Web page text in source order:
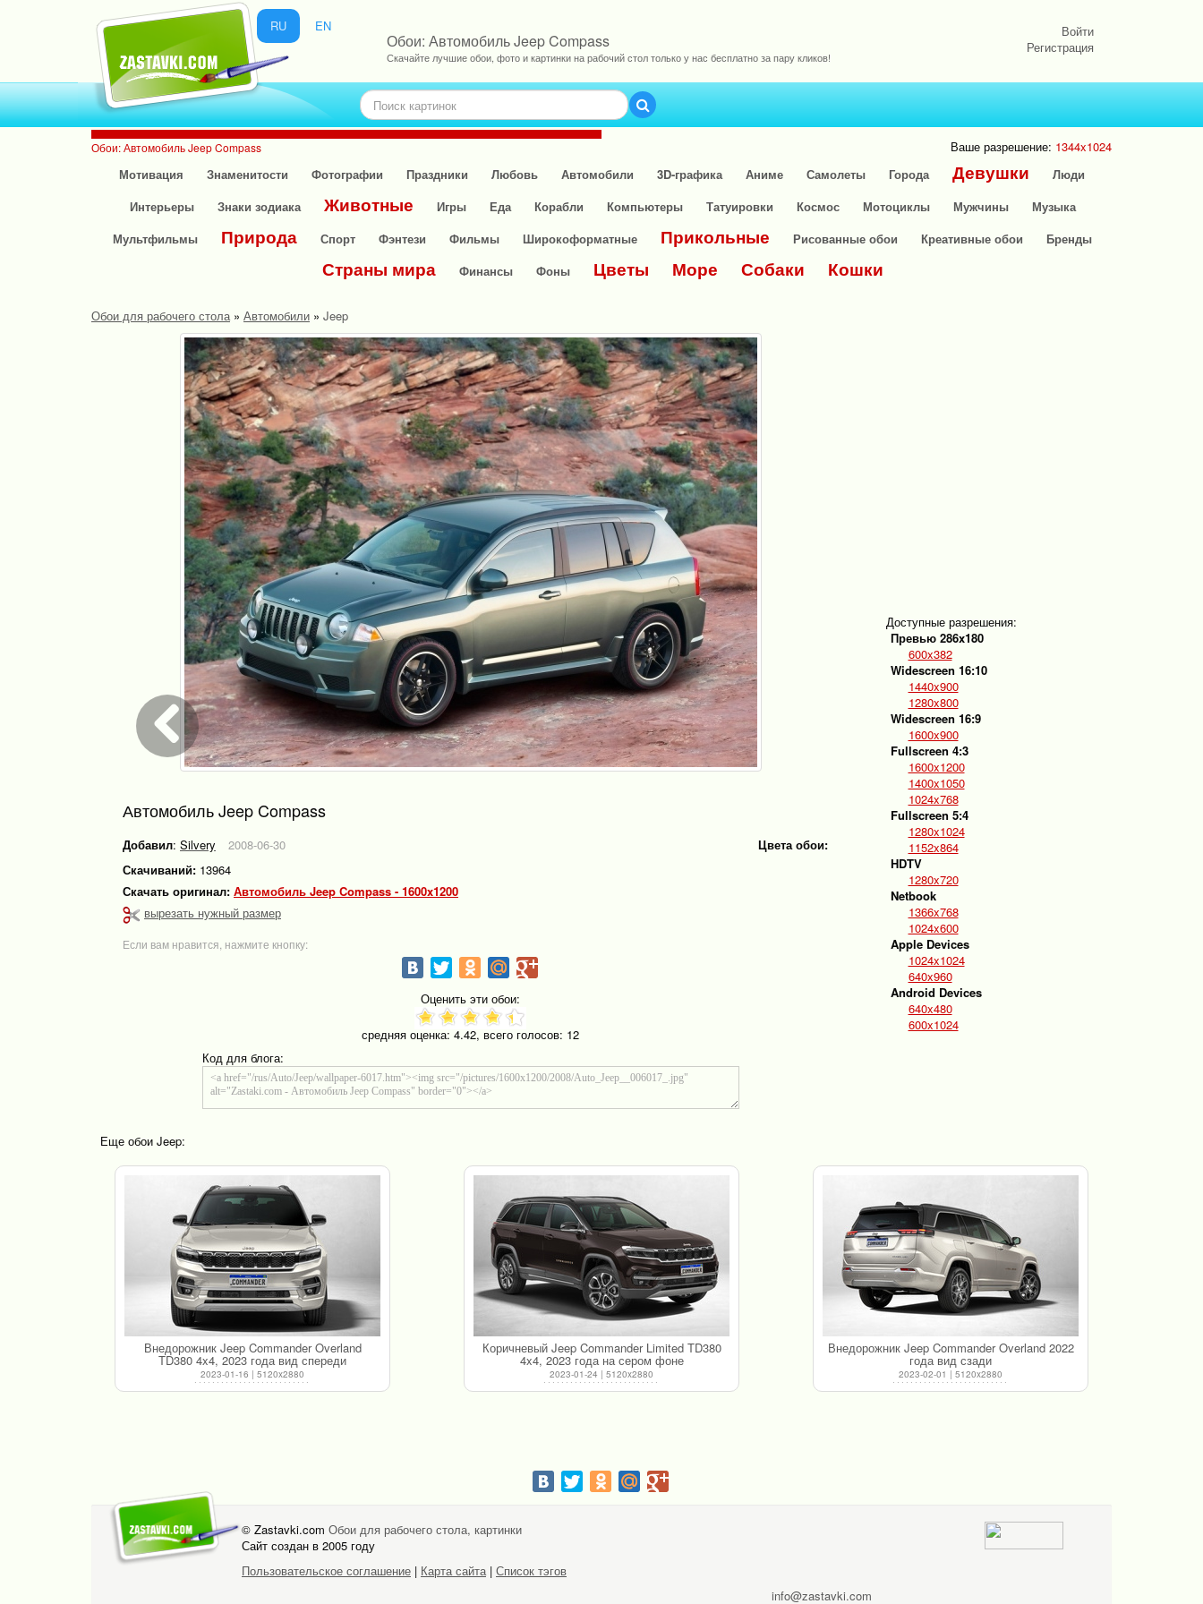
RU EN
Обои: Автомобиль Jeep Compass
Скачайте лучшие обои, фото и картинки на рабочий стол только у нас бесплатно за пару кликов!
Войти
Регистрация
Обои: Автомобиль Jeep Compass Ваше разрешение: 1344x1024
Мотивация
Знаменитости Фотографии Праздники Любовь Автомобили 3D-графика Аниме Самолеты Города Девушки
Люди
Интерьеры
Знаки зодиака Животные Игры Еда Корабли Компьютеры Татуировки Космос Мотоциклы Мужчины
Музыка
Мультфильмы
Природа Спорт Фэнтези Фильмы Широкоформатные Прикольные Рисованные обои Креативные обои Бренды
Страны мира Финансы Фоны Цветы Море Собаки Кошки
Обои для рабочего стола» Автомобили » Jeep
Автомобиль Jeep Compass
Добавил: Silvery
2008-06-30
Скачиваний: 13964
Скачать оригинал:
Автомобиль Jeep Compass - 1600x1200
вырезать нужный размер
Цвета обои:
Если вам нравится, нажмите кнопку:
Оценить эти обои:
средняя оценка:4.42, всего голосов: 12
Код для блога:
Доступные разрешения:
Превью 286x180
600x382
Widescreen 16:10
1440x900
1280x800
Widescreen 16:9
1600x900
Fullscreen 4:3
1600x1200
1400x1050
1024x768
Fullscreen 5:4
1280x1024
1152x864
HDTV
1280x720
Netbook
1366x768
1024x600
Apple Devices
1024x1024
640x960
Android Devices
640x480
600x1024
Еще обои Jeep:
Внедорожник Jeep Commander Overland
TD380 4x4, 2023 года вид спереди
2023-01-16 | 5120x2880
Коричневый Jeep Commander Limited TD380
4x4, 2023 года на сером фоне
2023-01-24 | 5120x2880
Внедорожник Jeep Commander Overland 2022
года вид сзади
2023-02-01 | 5120x2880
© Zastavki.com Обои для рабочего стола, картинки
Сайт создан в 2005 году
Пользовательское соглашение | Карта сайта | Список тэгов
info@zastavki.com